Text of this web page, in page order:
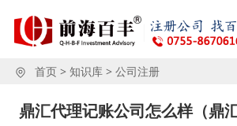
首页> 知识库> 公司注册
鼎汇代理记账公司怎么样（鼎